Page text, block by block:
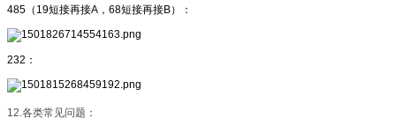
485（19短接再接A，68短接再接B）：
232：
12.各类常见问题：